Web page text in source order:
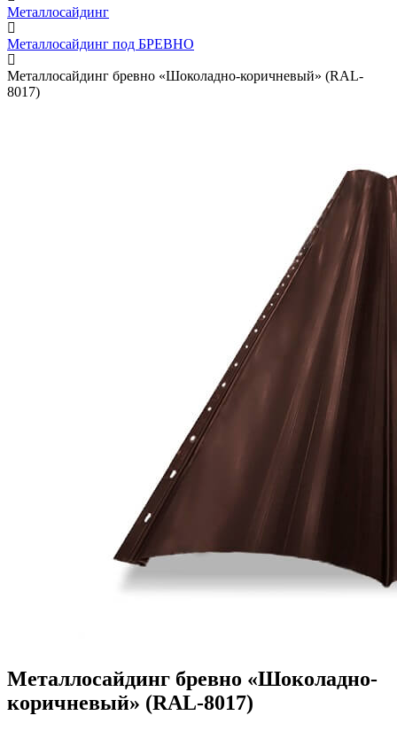
Металлосайдинг
Металлосайдинг под БРЕВНО
Металлосайдинг бревно «Шоколадно-коричневый» (RAL-
8017)
Металлосайдинг бревно «Шоколадно-
коричневый» (RAL-8017)